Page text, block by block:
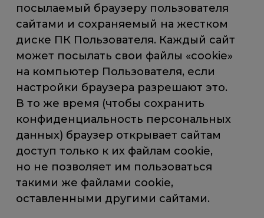
посылаемый браузеру пользователя
сайтами и сохраняемый на жестком
диске ПК Пользователя. Каждый сайт
может посылать свои файлы «cookie»
на компьютер Пользователя, если
настройки браузера разрешают это.
В то же время (чтобы сохранить
конфиденциальность персональных
данных) браузер открывает сайтам
доступ только к их файлам cookie,
но не позволяет им пользоваться
такими же файлами cookie,
оставленными другими сайтами.